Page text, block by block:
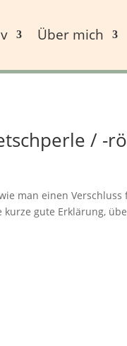
Über mich
/ -
man einen
gute Erklärung,